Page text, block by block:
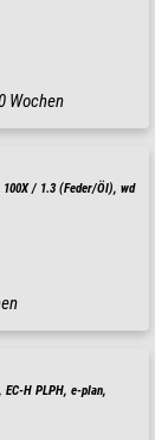
Wochen
100X / 1.3 (Feder/Öl), wd
H PLPH, e-plan,